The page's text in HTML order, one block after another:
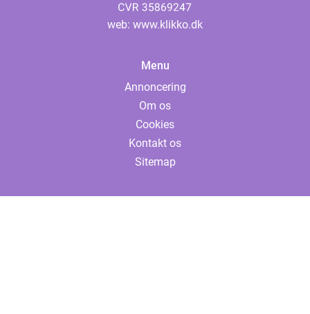
web: www.klikko.dk
Menu
Annoncering
Om os
Cookies
Kontakt os
Sitemap